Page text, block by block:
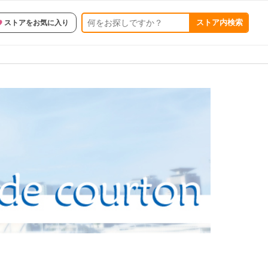
ストアをお気に入り ストア内検索